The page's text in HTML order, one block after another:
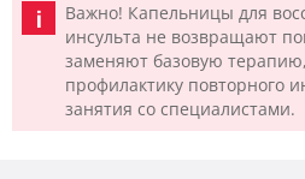
Важно! Капельницы для
инсульта не возвращают
заменяют базовую
профилактику повторного
занятия со специалистами.